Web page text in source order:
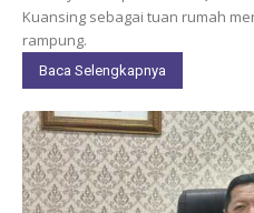
Kuansing sebagai tuan rumah
rampung.
Baca Selengkapnya